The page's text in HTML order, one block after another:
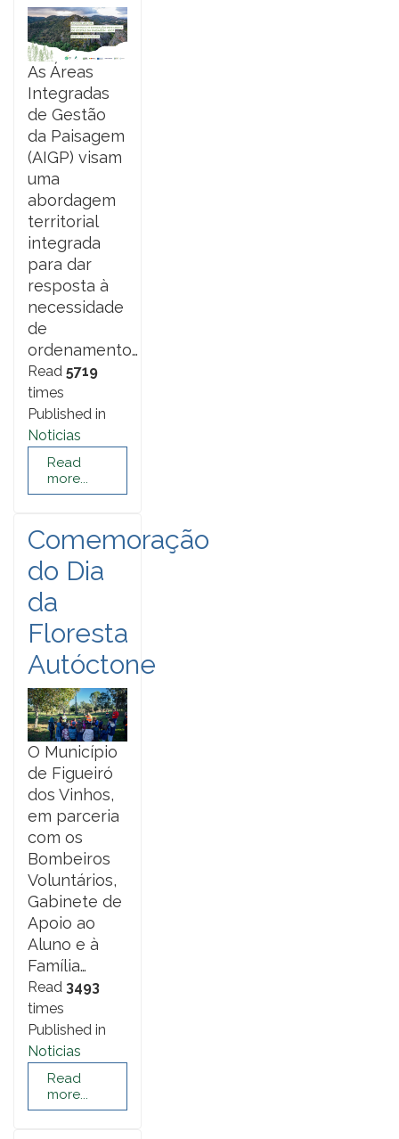
As Áreas
Integradas
de Gestão
da Paisagem
(AIGP) visam
uma
abordagem
territorial
integrada
para dar
resposta à
necessidade
de
ordenamento…
Read 5719
times
Published in
Noticias
Read
more...
Comemoração
do Dia
da
Floresta
Autóctone
O Município
de Figueiró
dos Vinhos,
em parceria
com os
Bombeiros
Voluntários,
Gabinete de
Apoio ao
Aluno e à
Família…
Read 3493
times
Published in
Noticias
Read
more...